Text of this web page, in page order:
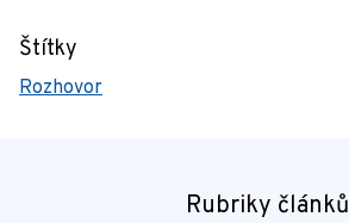
Štítky
Rozhovor
Rubriky článků